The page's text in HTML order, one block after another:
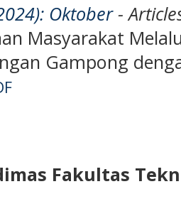
Oktober-
Masyarakat
Gampong
Fakultas